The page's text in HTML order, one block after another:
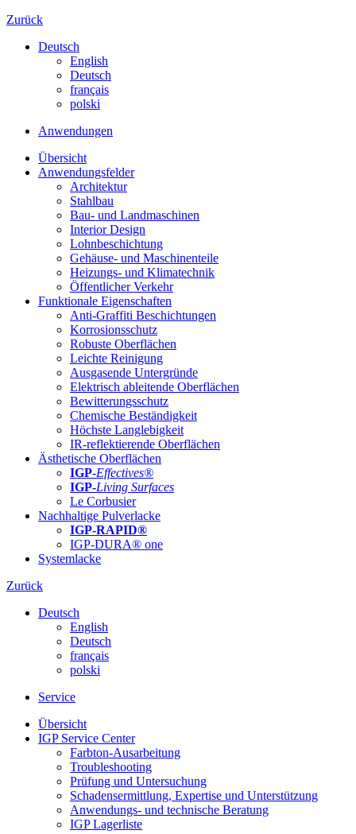
Zurück
Deutsch
English
Deutsch
français
polski
Anwendungen
Übersicht
Anwendungsfelder
Architektur
Stahlbau
Bau- und Landmaschinen
Interior Design
Lohnbeschichtung
Gehäuse- und Maschinenteile
Heizungs- und Klimatechnik
Öffentlicher Verkehr
Funktionale Eigenschaften
Anti-Graffiti Beschichtungen
Korrosionsschutz
Robuste Oberflächen
Leichte Reinigung
Ausgasende Untergründe
Elektrisch ableitende Oberflächen
Bewitterungsschutz
Chemische Beständigkeit
Höchste Langlebigkeit
IR-reflektierende Oberflächen
Ästhetische Oberflächen
IGP-Effectives®
IGP-Living Surfaces
Le Corbusier
Nachhaltige Pulverlacke
IGP-RAPID®
IGP-DURA® one
Systemlacke
Zurück
Deutsch
English
Deutsch
français
polski
Service
Übersicht
IGP Service Center
Farbton-Ausarbeitung
Troubleshooting
Prüfung und Untersuchung
Schadensermittlung, Expertise und Unterstützung
Anwendungs- und technische Beratung
IGP Lagerliste